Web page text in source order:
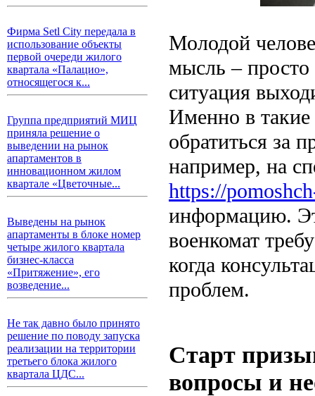
Фирма Setl City передала в
использование объекты
первой очереди жилого
квартала «Палацио»,
относящегося к...
Группа предприятий МИЦ
приняла решение о
выведении на рынок
апартаментов в
инновационном жилом
квартале «Цветочные...
Выведены на рынок
апартаменты в блоке номер
четыре жилого квартала
бизнес-класса
«Притяжение», его
возведение...
Не так давно было принято
решение по поводу запуска
реализации на территории
третьего блока жилого
квартала ЦДС...
Молодой
мысль – просто
ситуация
Именно в
обратиться за
например, на
https://
информацию.
военкомат
когда
проблем.
Старт
вопросы и